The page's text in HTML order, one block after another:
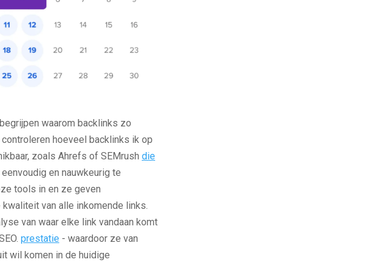
waarom backlinks zo
hoeveel backlinks ik op
zoals Ahrefs of SEMrush die
en nauwkeurig te
tools in en ze geven
van alle inkomende links.
van waar elke link vandaan komt
prestatie - waardoor ze van
wil komen in de huidige